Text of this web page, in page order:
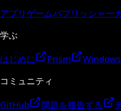
アプリゲームパブリッシャー
学ぶ
はじめに Prism
コミュニティ
GitHub 問題を報告する